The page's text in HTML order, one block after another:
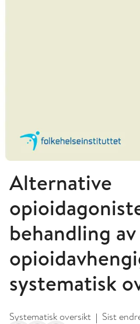
Alternative
behandling av
systematisk
Systematisk oversikt | Sist